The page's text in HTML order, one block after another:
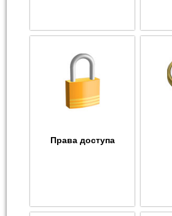
Права доступа